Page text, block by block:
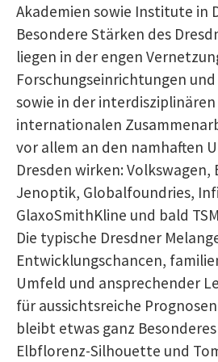
Akademien sowie Institute in
Besondere Stärken des
liegen in der engen
Forschungseinrichtungen
sowie in der interdisziplinären
internationalen
vor allem an den namhaften
Dresden wirken: Volkswagen,
Jenoptik, Globalfoundries,
GlaxoSmithKline und bald
Die typische Dresdner
Entwicklungschancen,
Umfeld und ansprechender
für aussichtsreiche
bleibt etwas ganz
Elbflorenz-Silhouette und